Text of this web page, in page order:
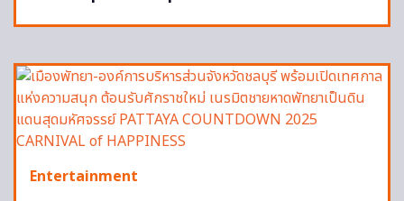
Entertainment